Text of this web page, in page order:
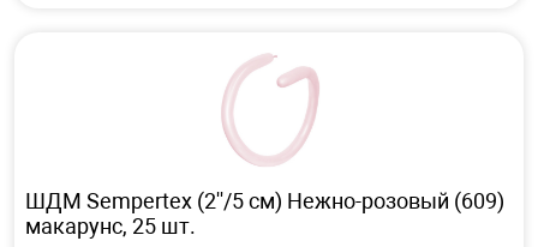
ШДМ Sempertex (2''/5 см) Нежно-розовый (609)
макарунс, 25 шт.